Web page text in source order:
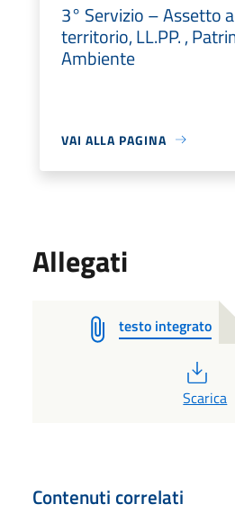
3° Servizio – Assetto
territorio, LL.PP. ,
Ambiente
VAI ALLA PAGINA
Allegati
testo integrato
PDF
Scarica
Contenuti correlati